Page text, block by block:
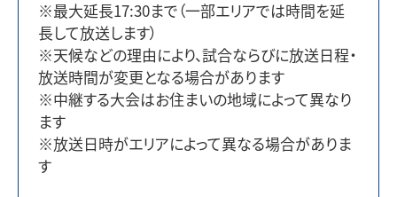
※最大延長17:30まで（一部エリアでは時間を延
長して放送します）
※天候などの理由により、試合ならびに放送日程・
放送時間が変更となる場合があります
※中継する大会はお住まいの地域によって異なり
ます
※放送日時がエリアによって異なる場合がありま
す